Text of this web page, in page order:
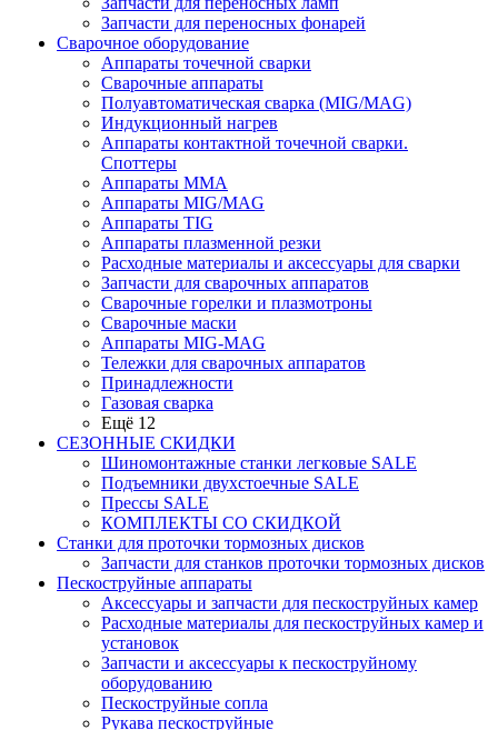
Запчасти для переносных фонарей
Сварочное оборудование
Аппараты точечной сварки
Сварочные аппараты
Полуавтоматическая сварка (MIG/MAG)
Индукционный нагрев
Аппараты контактной точечной сварки.
Споттеры
Аппараты MMA
Аппараты MIG/MAG
Аппараты TIG
Аппараты плазменной резки
Расходные материалы и аксессуары для сварки
Запчасти для сварочных аппаратов
Сварочные горелки и плазмотроны
Сварочные маски
Аппараты MIG-MAG
Тележки для сварочных аппаратов
Принадлежности
Газовая сварка
Ещё 12
СЕЗОННЫЕ СКИДКИ
Шиномонтажные станки легковые SALE
Подъемники двухстоечные SALE
Прессы SALE
КОМПЛЕКТЫ СО СКИДКОЙ
Станки для проточки тормозных дисков
Запчасти для станков проточки тормозных дисков
Пескоструйные аппараты
Аксессуары и запчасти для пескоструйных камер
Расходные материалы для пескоструйных камер и
установок
Запчасти и аксессуары к пескоструйному
оборудованию
Пескоструйные сопла
Рукава пескоструйные